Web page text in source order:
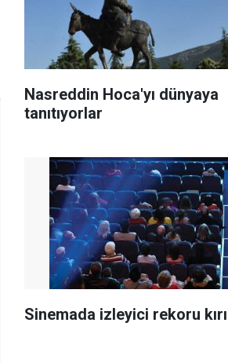
Nasreddin Hoca'yı dünyaya
tanıtıyorlar
Sinemada izleyici rekoru